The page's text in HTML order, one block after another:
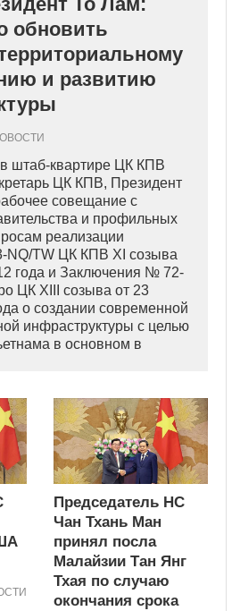
обновить
и развитию
в штаб-квартире ЦК КПВ
ЦК КПВ, Президент
совещание с
и профильных
реализации
TW ЦК КПВ XI созыва
года и Заключения № 72-
ЦК XIII созыва от 23
о создании современной
инфраструктуры с целью
в основном в
Председатель НС
Чан Тхань Ман
принял посла
Малайзии Тан Янг
Тхая по случаю
окончания срока